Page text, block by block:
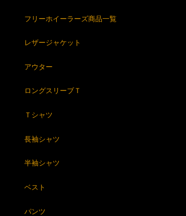
フリーホイーラーズ商品一覧
レザージャケット
アウター
ロングスリーブＴ
Ｔシャツ
長袖シャツ
半袖シャツ
ベスト
パンツ